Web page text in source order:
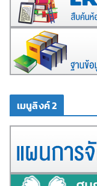
เมนูลิงค์ 2